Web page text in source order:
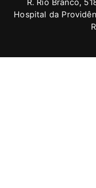
R. Rio Branco,
Hospital da